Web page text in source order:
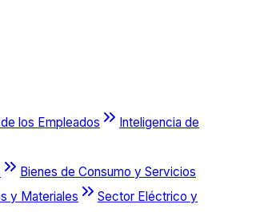
los Empleados
Inteligencia de
Bienes de Consumo y Servicios
y Materiales
Sector Eléctrico y